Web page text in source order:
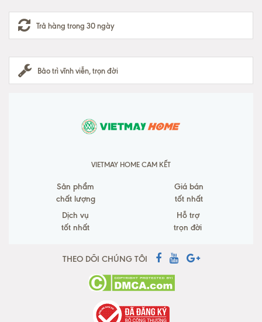
Trả hàng trong 30 ngày
Bảo trì vĩnh viễn, trọn đời
VIETMAY HOME CAM KẾT
Sản phẩm
chất lượng
Giá bán
tốt nhất
Dịch vụ
tốt nhất
Hỗ trợ
trọn đời
THEO DÕI CHÚNG TÔI